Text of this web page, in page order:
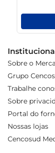
Sobre o
Grupo
Trabalhe
Sobre
Portal do
Nossas lojas
Cencosud